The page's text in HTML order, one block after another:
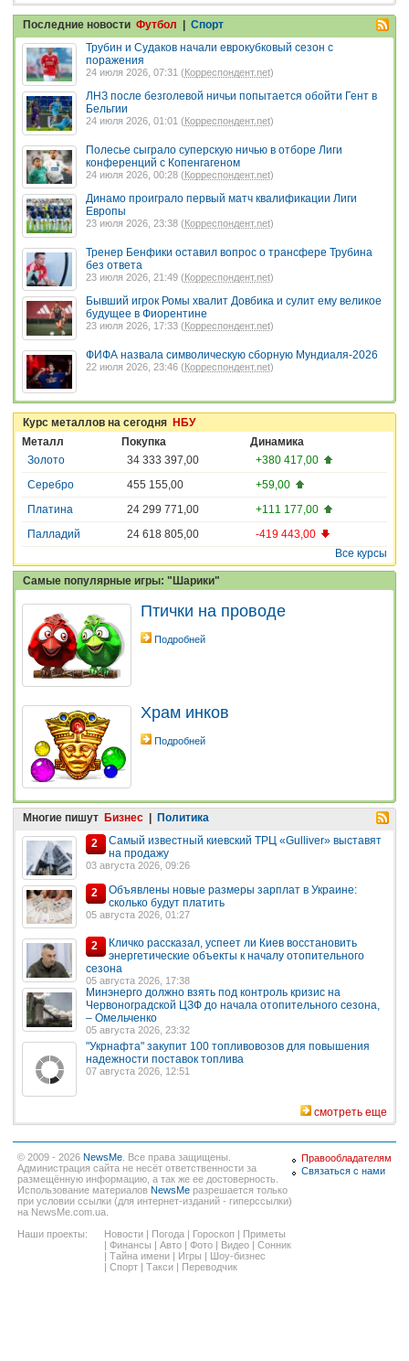
Последние новости Футбол | Спорт
Трубин и Судаков начали еврокубковый сезон с
поражения
24 июля 2026, 07:31 (Корреспондент.net)
ЛНЗ после безголевой ничьи попытается обойти Гент в
Бельгии
24 июля 2026, 01:01 (Корреспондент.net)
Полесье сыграло суперскую ничью в отборе Лиги
конференций с Копенгагеном
24 июля 2026, 00:28 (Корреспондент.net)
Динамо проиграло первый матч квалификации Лиги
Европы
23 июля 2026, 23:38 (Корреспондент.net)
Тренер Бенфики оставил вопрос о трансфере Трубина
без ответа
23 июля 2026, 21:49 (Корреспондент.net)
Бывший игрок Ромы хвалит Довбика и сулит ему великое
будущее в Фиорентине
23 июля 2026, 17:33 (Корреспондент.net)
ФИФА назвала символическую сборную Мундиаля-2026
22 июля 2026, 23:46 (Корреспондент.net)
Курс металлов на сегодня НБУ
Металл
Покупка
Динамика
Золото
34 333 397,00
+380 417,00
Серебро
455 155,00
+59,00
Платина
24 299 771,00
+111 177,00
Палладий
24 618 805,00
-419 443,00
Все курсы
Самые популярные игры: "Шарики"
Птички на проводе
Подробней
Храм инков
Подробней
Многие пишут Бизнес
Политика
2
Самый известный киевский ТРЦ «Gulliver» выставят
на продажу
03 августа 2026, 09:26
2
Объявлены новые размеры зарплат в Украине:
сколько будут платить
05 августа 2026, 01:27
2
Кличко рассказал, успеет ли Киев восстановить
энергетические объекты к началу отопительного
сезона
05 августа 2026, 17:38
Минэнерго должно взять под контроль кризис на
Червоноградской ЦЗФ до начала отопительного сезона,
– Омельченко
05 августа 2026, 23:32
"Укрнафта" закупит 100 топливовозов для повышения
надежности поставок топлива
07 августа 2026, 12:51
смотреть еще
© 2009 - 2026 NewsMe . Все права защищены.
Администрация сайта не несёт ответственности за
размещённую информацию, а так же ее достоверность.
Использование материалов NewsMe разрешается только
при условии ссылки (для интернет-изданий - гиперссылки)
на NewsMe.com.ua.
Наши проекты:
Новости | Погода | Гороскоп | Приметы
| Финансы | Авто | Фото | Видео | Сонник
| Тайна имени | Игры | Шоу-бизнес
| Спорт | Такси | Переводчик
Правообладателям
Связаться с нами